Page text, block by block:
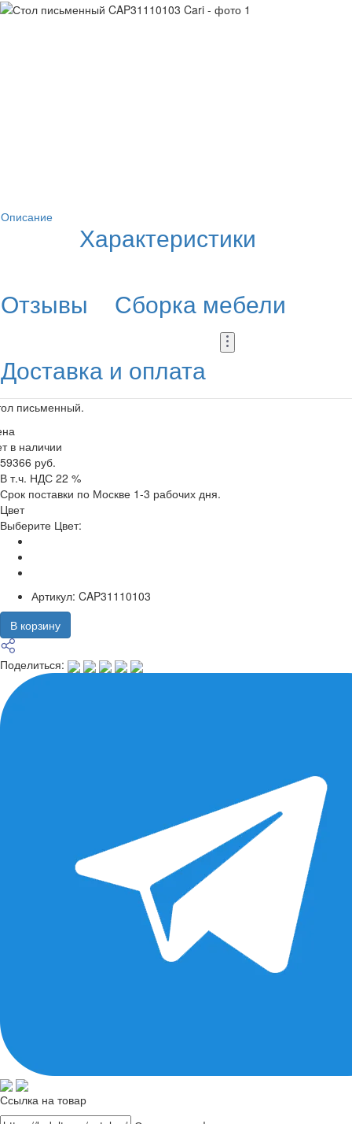
Описание
Характеристики
Отзывы
Сборка мебели
Доставка и оплата
письменный.
в наличии
59366 руб.
В т.ч. НДС 22 %
Срок поставки по Москве 1-3 рабочих дня.
Цвет
Выберите Цвет:
Артикул: CAP31110103
В корзину
Поделиться:
Ссылка на товар